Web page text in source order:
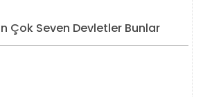
Çok Seven Devletler Bunlar